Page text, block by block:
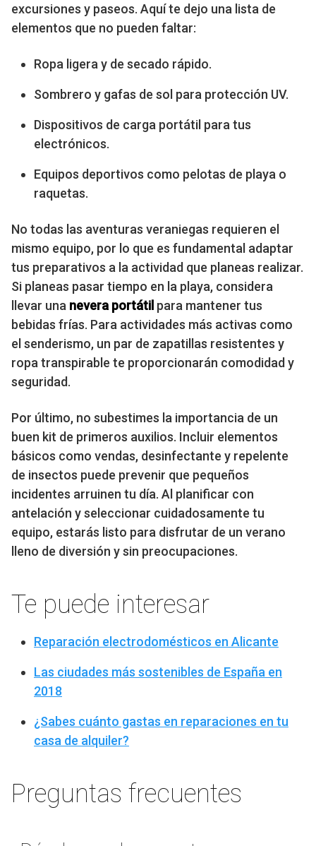
excursiones y paseos. Aquí te dejo una lista de
elementos que no pueden faltar:
Ropa ligera y de secado rápido.
Sombrero y gafas de sol para protección UV.
Dispositivos de carga portátil para tus
electrónicos.
Equipos deportivos como pelotas de playa o
raquetas.
No todas las aventuras veraniegas requieren el
mismo equipo, por lo que es fundamental adaptar
tus preparativos a la actividad que planeas realizar.
Si planeas pasar tiempo en la playa, considera
llevar una nevera portátil para mantener tus
bebidas frías. Para actividades más activas como
el senderismo, un par de zapatillas resistentes y
ropa transpirable te proporcionarán comodidad y
seguridad.
Por último, no subestimes la importancia de un
buen kit de primeros auxilios. Incluir elementos
básicos como vendas, desinfectante y repelente
de insectos puede prevenir que pequeños
incidentes arruinen tu día. Al planificar con
antelación y seleccionar cuidadosamente tu
equipo, estarás listo para disfrutar de un verano
lleno de diversión y sin preocupaciones.
Te puede interesar
Reparación electrodomésticos en Alicante
Las ciudades más sostenibles de España en
2018
¿Sabes cuánto gastas en reparaciones en tu
casa de alquiler?
Preguntas frecuentes